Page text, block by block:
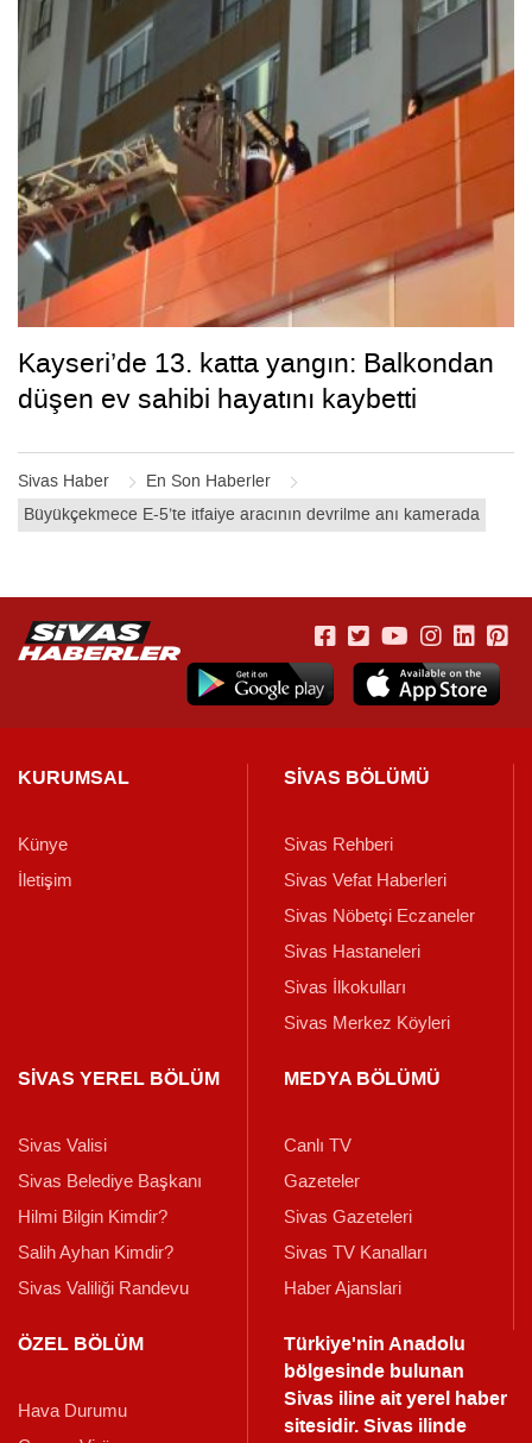
Sivas Haber
En Son Haberler
Büyükçekmece E-5’te itfaiye aracının devrilme anı kamerada
Kayseri’de 13. katta yangın: Balkondan
düşen ev sahibi hayatını kaybetti
KURUMSAL
Künye
İletişim
SİVAS BÖLÜMÜ
Sivas Rehberi
Sivas Vefat Haberleri
Sivas Nöbetçi Eczaneler
Sivas Hastaneleri
Sivas İlkokulları
Sivas Merkez Köyleri
SİVAS YEREL BÖLÜM
Sivas Valisi
Sivas Belediye Başkanı
Hilmi Bilgin Kimdir?
Salih Ayhan Kimdir?
Sivas Valiliği Randevu
MEDYA BÖLÜMÜ
Canlı TV
Gazeteler
Sivas Gazeteleri
Sivas TV Kanalları
Haber Ajanslari
ÖZEL BÖLÜM
Hava Durumu
Türkiye'nin Anadolu
bölgesinde bulunan
Sivas iline ait yerel haber
sitesidir. Sivas ilinde